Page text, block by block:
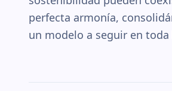
perfecta armonía,
un modelo a seguir en